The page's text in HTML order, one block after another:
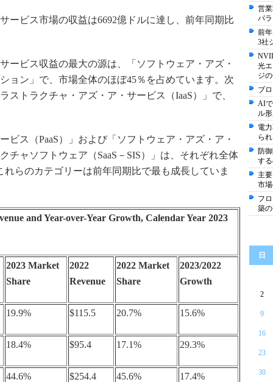
ービス市場の収益は6692億ドルに達し、前年同期比
ービス収益の最大の源は、「ソフトウェア・アズ・
ョン」で、市場全体のほぼ45％を占めています。次
ストラクチャ・アズ・ア・サービス（IaaS）」で、
ビス（PaaS）」および「ソフトウェア・アズ・ア・
チャソフトウェア（SaaS－SIS）」は、それぞれ全体
れらのカテゴリーは前年同期比で最も成長していま
and Year-over-Year Growth, Calendar Year 2023
2023 Market
Share
2022
Revenue
2022 Market
Share
2023/2022
Growth
19.9% $115.5 20.7% 15.6%
18.4% $95.4 17.1% 29.3%
44.6% $254.4 45.6% 17.4%
営
パ
前
3社
光
ジ
ブ
AI
ル
電
ら
防
す
主
市
フ
築
日
2
9
16
23
30